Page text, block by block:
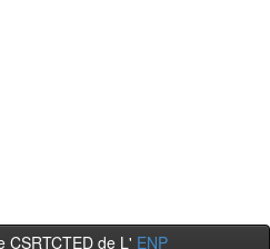
CSRTCTED de L' ENP